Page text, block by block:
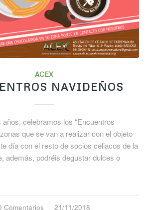
ACEX
NAVIDEÑOS
celebramos los “Encuentros
que se van a realizar con el objeto
día con el resto de socios celiacos de la
además, podréis degustar dulces o
Comentarios
/ 21/11/2018